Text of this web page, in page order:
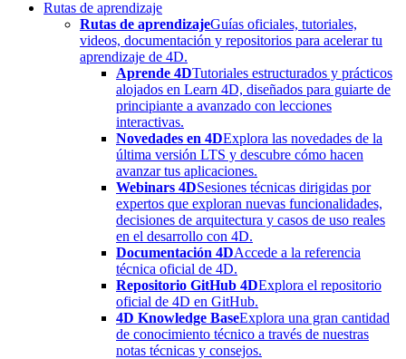
Rutas de aprendizaje
Rutas de aprendizajeGuías oficiales, tutoriales,
videos, documentación y repositorios para acelerar tu
aprendizaje de 4D.
Aprende 4DTutoriales estructurados y prácticos
alojados en Learn 4D, diseñados para guiarte de
principiante a avanzado con lecciones
interactivas.
Novedades en 4DExplora las novedades de la
última versión LTS y descubre cómo hacen
avanzar tus aplicaciones.
Webinars 4DSesiones técnicas dirigidas por
expertos que exploran nuevas funcionalidades,
decisiones de arquitectura y casos de uso reales
en el desarrollo con 4D.
Documentación 4DAccede a la referencia
técnica oficial de 4D.
Repositorio GitHub 4DExplora el repositorio
oficial de 4D en GitHub.
4D Knowledge BaseExplora una gran cantidad
de conocimiento técnico a través de nuestras
notas técnicas y consejos.